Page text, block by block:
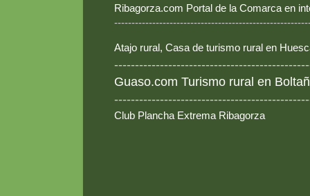
Ribagorza.com Portal de la Comarca en
Atajo rural, Casa de turismo rural en
Guaso.com Turismo rural en
Club Plancha Extrema Ribagorza